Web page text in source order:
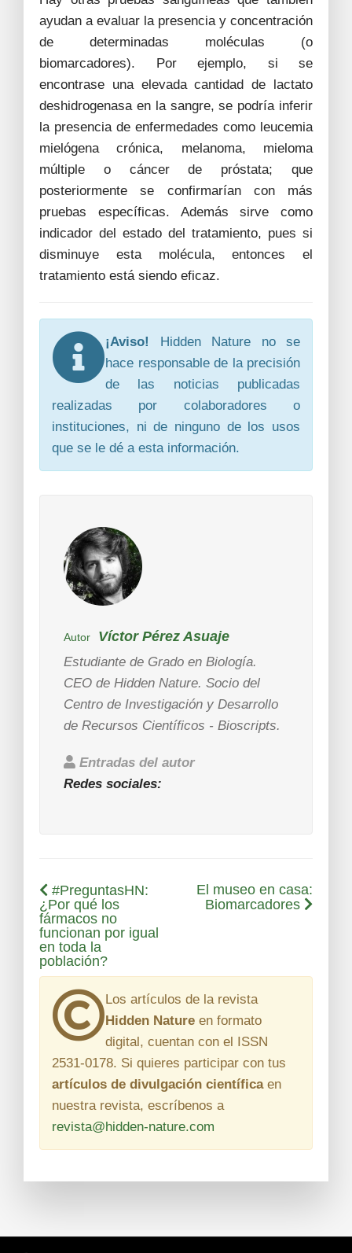
ayudan a evaluar la presencia y concentración
de determinadas moléculas (o
biomarcadores). Por ejemplo, si se
encontrase una elevada cantidad de lactato
deshidrogenasa en la sangre, se podría inferir
la presencia de enfermedades como leucemia
mielógena crónica, melanoma, mieloma
múltiple o cáncer de próstata; que
posteriormente se confirmarían con más
pruebas específicas. Además sirve como
indicador del estado del tratamiento, pues si
disminuye esta molécula, entonces el
tratamiento está siendo eficaz.
¡Aviso!
Hidden Nature no se
hace responsable de la precisión
de las noticias publicadas
realizadas por colaboradores o
instituciones, ni de ninguno de los usos
que se le dé a esta información.
Autor Víctor Pérez Asuaje
Estudiante de Grado en Biología.
CEO de Hidden Nature. Socio del
Centro de Investigación y Desarrollo
de Recursos Científicos - Bioscripts.
Entradas del autor
Redes sociales:
#PreguntasHN:
¿Por qué los
fármacos no
funcionan por igual
en toda la
población?
El museo en casa:
Biomarcadores
Los artículos de la revista
Hidden Nature en formato
digital, cuentan con el ISSN
2531-0178. Si quieres participar con tus
artículos de divulgación científicaen
nuestra revista, escríbenos a
revista@hidden-nature.com